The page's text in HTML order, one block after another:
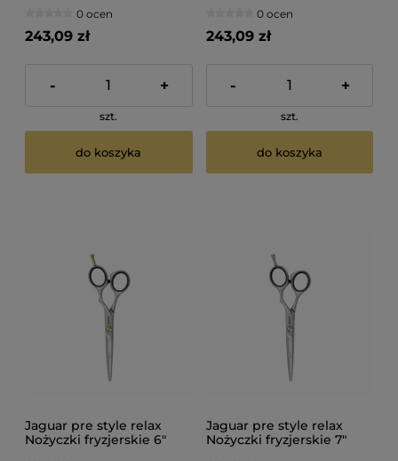
0 ocen
243,09 zł
- +
szt.
do koszyka
0 ocen
243,09 zł
- +
szt.
do koszyka
Jaguar pre style relax
Nożyczki fryzjerskie 6"
Jaguar pre style relax
Nożyczki fryzjerskie 7"